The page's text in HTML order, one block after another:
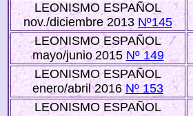
LEONISMO ESPAÑOL
nov./diciembre 2013 Nº145
LEONISMO ESPAÑOL
mayo/junio 2015 Nº 149
LEONISMO ESPAÑOL
enero/abril 2016Nº 153
LEONISMO ESPAÑOL